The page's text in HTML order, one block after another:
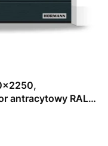
antracytowy RAL